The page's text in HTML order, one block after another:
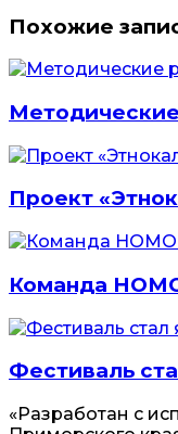
Похожие
Проект
Команда
Фестиваль
«Разработан с